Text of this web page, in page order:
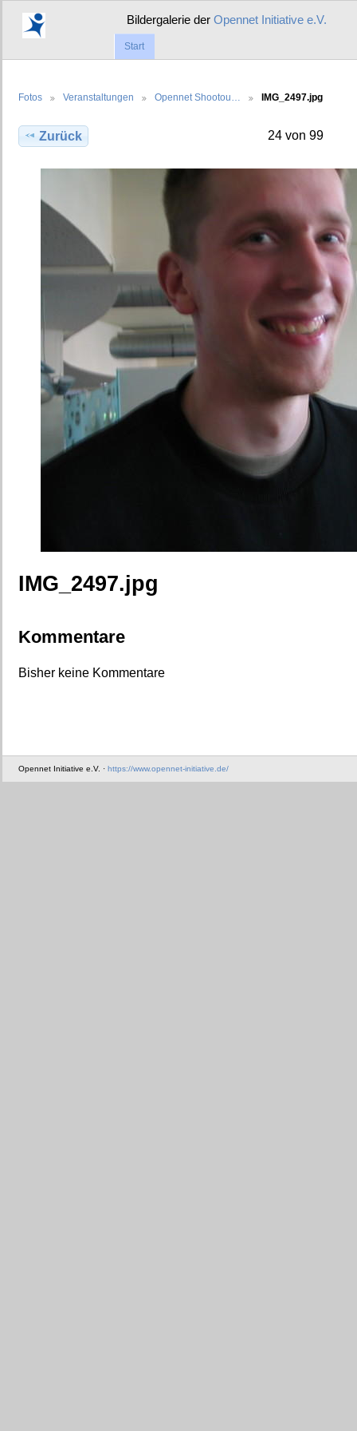
Bildergalerie derOpennet Initiative e.V.
Start
Fotos Veranstaltungen Opennet Shootou… IMG_2497.jpg
Zurück 24 von 99
IMG_2497.jpg
Kommentare
Bisher keine Kommentare
Opennet Initiative e.V. · https://www.opennet-initiative.de/